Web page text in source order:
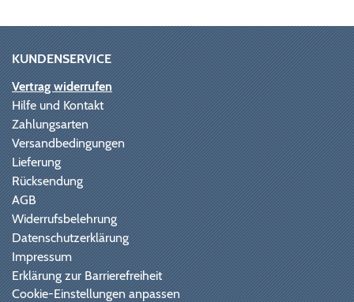
KUNDENSERVICE
Vertrag widerrufen
Hilfe und Kontakt
Zahlungsarten
Versandbedingungen
Lieferung
Rücksendung
AGB
Widerrufsbelehrung
Datenschutzerklärung
Impressum
Erklärung zur Barrierefreiheit
Cookie-Einstellungen anpassen